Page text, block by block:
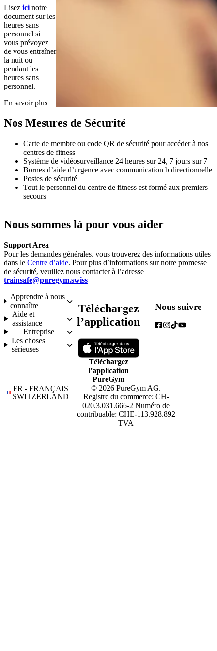
Lisez ici notre
document sur les
heures sans
personnel si
vous prévoyez
de vous entraîner
la nuit ou
pendant les
heures sans
personnel.
En savoir plus
Nos Mesures de Sécurité
Carte de membre ou code QR de sécurité pour accéder à nos
centres de fitness
Système de vidéosurveillance 24 heures sur 24, 7 jours sur 7
Bornes d’aide d’urgence avec communication bidirectionnelle
Postes de sécurité
Tout le personnel du centre de fitness est formé aux premiers
secours
Nous sommes là pour vous aider
Support Area
Pour les demandes générales, vous trouverez des informations utiles
dans le Centre d’aide. Pour plus d’informations sur notre promesse
trainsafe@puregym.swiss
Apprendre à nous
connaître
Aide et
assistance
Entreprise
Les choses
sérieuses
Téléchargez
l’application
Téléchargez
l’application
PureGym
Nous suivre
FR - FRANÇAIS
SWITZERLAND
© 2026 PureGym AG.
Registre du commerce: CH-
020.3.031.666-2 Numéro de
contribuable: CHE-113.928.892
TVA